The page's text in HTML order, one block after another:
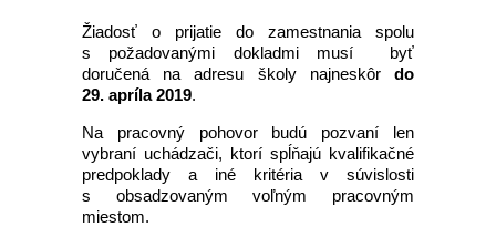
Žiadosť o prijatie do zamestnania spolu
s požadovanými dokladmi musí byť
doručená na adresu školy najneskôr do
29. apríla 2019.
Na pracovný pohovor budú pozvaní len
vybraní uchádzači, ktorí spĺňajú kvalifikačné
predpoklady a iné kritéria v súvislosti
s obsadzovaným voľným pracovným
miestom.